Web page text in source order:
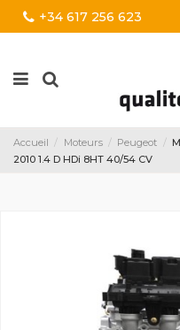
+34 617 256 623
Accueil Moteurs Peugeot
2010 1.4 D HDi 8HT 40/54 CV